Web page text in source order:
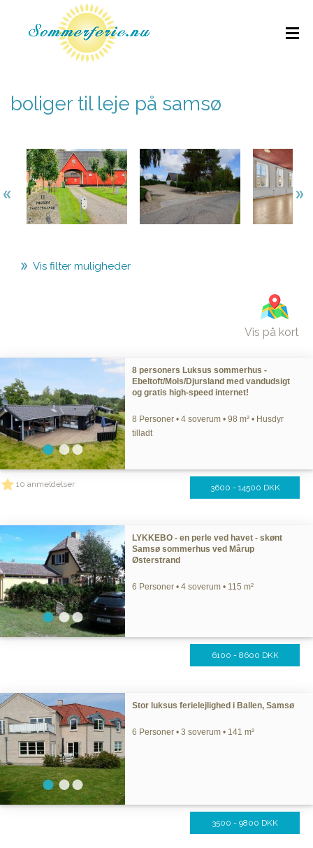
boliger til leje på samsø
Vis filter muligheder
Vis på kort
8 personers Luksus sommerhus -
Ebeltoft/Mols/Djursland med vandudsigt
og gratis high-speed internet!
8 Personer • 4 soverum • 98 m² • Husdyr
tilladt
10 anmeldelser 3600 - 14500 DKK
LYKKEBO - en perle ved havet - skønt
Samsø sommerhus ved Mårup
Østerstrand
6 Personer • 4 soverum • 115 m²
6100 - 8600 DKK
Stor luksus ferielejlighed i Ballen, Samsø
6 Personer • 3 soverum • 141 m²
3500 - 9800 DKK